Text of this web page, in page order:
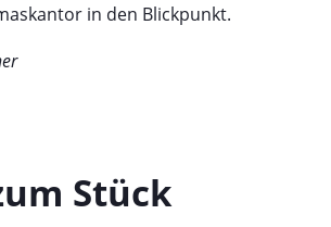
in den Blickpunkt.
Stück